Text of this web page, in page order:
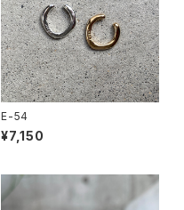
E-54
¥7,150